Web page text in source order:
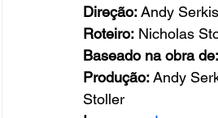
Direção: Andy
Roteiro: Nicholas
Baseado na obra de:
Produção: Andy
Stoller